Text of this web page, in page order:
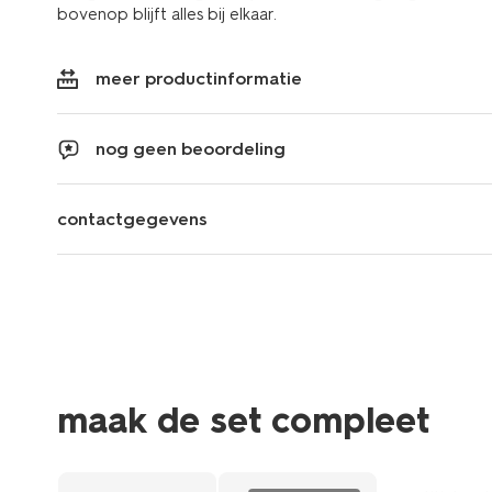
bovenop blijft alles bij elkaar.
meer productinformatie
nog geen beoordeling
contactgegevens
maak de set compleet